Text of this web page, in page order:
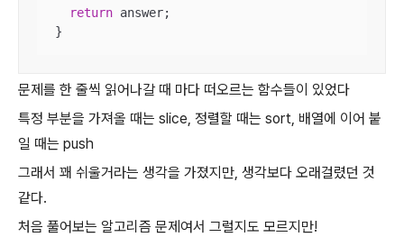
return answer;
}
문제를 한 줄씩 읽어나갈 때 마다 떠오르는 함수들이 있었다
특정 부분을 가져올 때는 slice, 정렬할 때는 sort, 배열에 이어 붙
일 때는 push
그래서 꽤 쉬울거라는 생각을 가졌지만, 생각보다 오래걸렸던 것
같다.
처음 풀어보는 알고리즘 문제여서 그럴지도 모르지만!